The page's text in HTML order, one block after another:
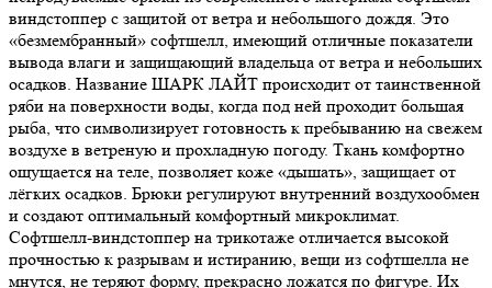
виндстоппер с защитой от ветра и небольшого дождя. Это
«безмембранный» софтшелл, имеющий отличные показатели
вывода влаги и защищающий владельца от ветра и небольших
осадков. Название ШАРК ЛАЙТ происходит от таинственной
ряби на поверхности воды, когда под ней проходит большая
рыба, что символизирует готовность к пребыванию на свежем
воздухе в ветреную и прохладную погоду. Ткань комфортно
ощущается на теле, позволяет коже «дышать», защищает от
лёгких осадков. Брюки регулируют внутренний воздухообмен
и создают оптимальный комфортный микроклимат.
Софтшелл-виндстоппер на трикотаже отличается высокой
прочностью к разрывам и истиранию, вещи из софтшелла не
мнутся, не теряют форму, прекрасно ложатся по фигуре. Их